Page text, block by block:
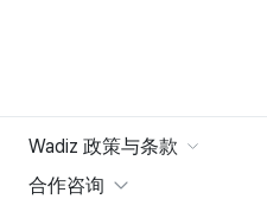
Wadiz 政策与条款
合作咨询